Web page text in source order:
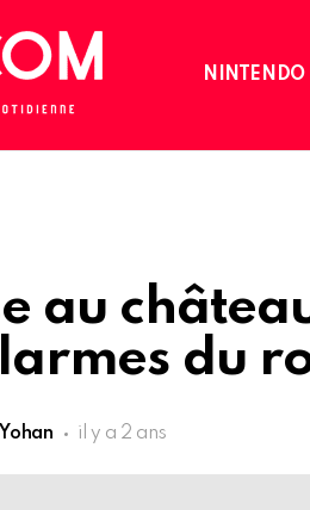
NINTENDO
au
larmes du
Yohan il y a 2 ans